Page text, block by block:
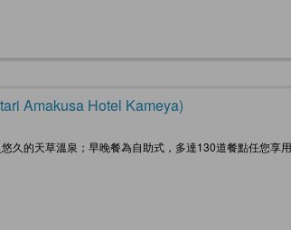
Amakusa Hotel Kameya)
久的天草溫泉；早晚餐為自助式，多達130道餐點任您享